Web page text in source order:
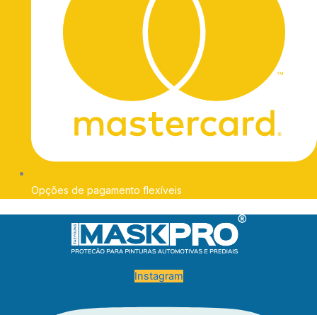
Opções de pagamento flexíveis
Instagram